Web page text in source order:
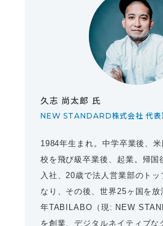
久志 尚太郎 氏
NEW STANDARD株式会社 代表
1984年生まれ。中学卒業後、
校を飛び級卒業後、起業。帰国
入社、20歳で法人営業部のト
なり、その後、世界25ヶ国を
年TABILABO（現: NEW
を創業、デジタルネイティブな